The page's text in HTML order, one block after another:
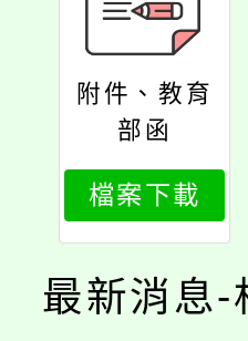
附件、教育
部函
檔案下載
最新消息-